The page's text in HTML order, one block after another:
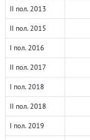
II пол. 2013
II пол. 2015
I пол. 2016
II пол. 2017
I пол. 2018
II пол. 2018
I пол. 2019